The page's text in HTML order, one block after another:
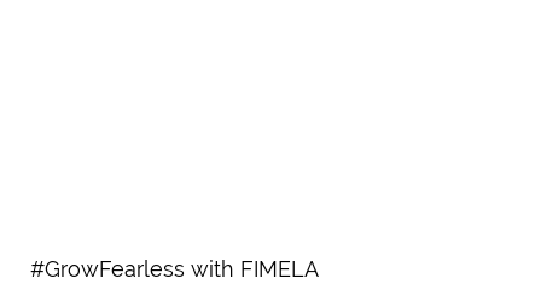
#GrowFearless with FIMELA